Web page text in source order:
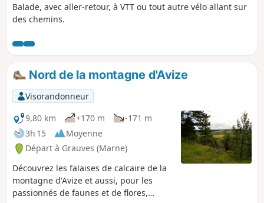
Balade, avec aller-retour, à VTT ou tout autre vélo allant sur
des chemins.
Nord de la montagne d'Avize
Visorandonneur
9,80 km
+170 m
-171 m
3h 15
Moyenne
Départ à Grauves (Marne)
Découvrez les falaises de calcaire de la
montagne d'Avize et aussi, pour les
passionnés de faunes et de flores,